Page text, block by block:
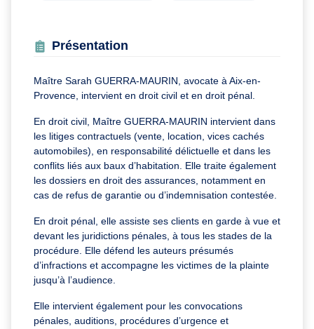
Présentation
Maître Sarah GUERRA-MAURIN, avocate à Aix-en-
Provence, intervient en droit civil et en droit pénal.
En droit civil, Maître GUERRA-MAURIN intervient dans
les litiges contractuels (vente, location, vices cachés
automobiles), en responsabilité délictuelle et dans les
conflits liés aux baux d’habitation. Elle traite également
les dossiers en droit des assurances, notamment en
cas de refus de garantie ou d’indemnisation contestée.
En droit pénal, elle assiste ses clients en garde à vue et
devant les juridictions pénales, à tous les stades de la
procédure. Elle défend les auteurs présumés
d’infractions et accompagne les victimes de la plainte
jusqu’à l’audience.
Elle intervient également pour les convocations
pénales, auditions, procédures d’urgence et